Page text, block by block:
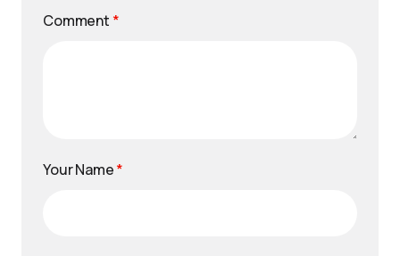
Comment *
Your Name*